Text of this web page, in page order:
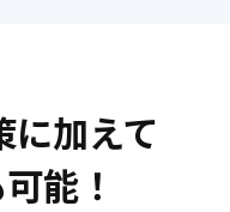
に加えて
能！